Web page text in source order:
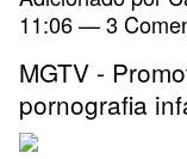
11:06 —3
MGTV -
pornografia